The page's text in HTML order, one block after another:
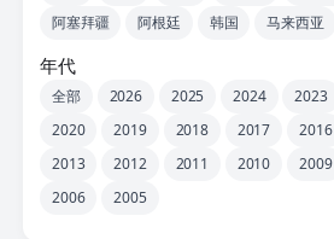
阿塞拜疆
阿根廷 韩国 马来西亚
年代
全部 2026 2025 2024 2023
2020
2019 2018 2017 2016
2013
2012 2011 2010 2009
2006
2005